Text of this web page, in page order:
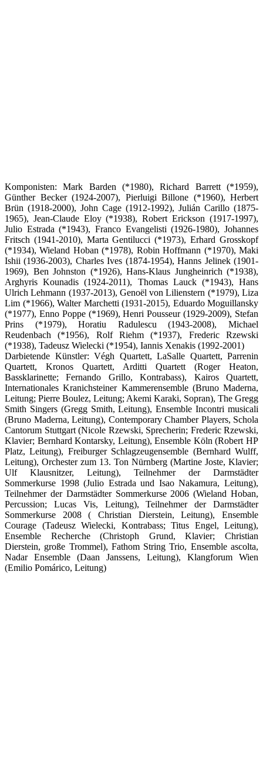
Komponisten: Mark Barden (*1980), Richard Barrett (*1959),
Günther Becker (1924-2007), Pierluigi Billone (*1960), Herbert
Brün (1918-2000), John Cage (1912-1992), Julián Carillo (1875-
1965), Jean-Claude Eloy (*1938), Robert Erickson (1917-1997),
Julio Estrada (*1943), Franco Evangelisti (1926-1980), Johannes
Fritsch (1941-2010), Marta Gentilucci (*1973), Erhard Grosskopf
(*1934), Wieland Hoban (*1978), Robin Hoffmann (*1970), Maki
Ishii (1936-2003), Charles Ives (1874-1954), Hanns Jelinek (1901-
1969), Ben Johnston (*1926), Hans-Klaus Jungheinrich (*1938),
Arghyris Kounadis (1924-2011), Thomas Lauck (*1943), Hans
Ulrich Lehmann (1937-2013), Genoël von Lilienstern (*1979), Liza
Lim (*1966), Walter Marchetti (1931-2015), Eduardo Moguillansky
(*1977), Enno Poppe (*1969), Henri Pousseur (1929-2009), Stefan
Prins (*1979), Horatiu Radulescu (1943-2008), Michael
Reudenbach (*1956), Rolf Riehm (*1937), Frederic Rzewski
(*1938), Tadeusz Wielecki (*1954), Iannis Xenakis (1992-2001)
Darbietende Künstler: Végh Quartett, LaSalle Quartett, Parrenin
Quartett, Kronos Quartett, Arditti Quartett (Roger Heaton,
Bassklarinette; Fernando Grillo, Kontrabass), Kairos Quartett,
Internationales Kranichsteiner Kammerensemble (Bruno Maderna,
Leitung; Pierre Boulez, Leitung; Akemi Karaki, Sopran), The Gregg
Smith Singers (Gregg Smith, Leitung), Ensemble Incontri musicali
(Bruno Maderna, Leitung), Contemporary Chamber Players, Schola
Cantorum Stuttgart (Nicole Rzewski, Sprecherin; Frederic Rzewski,
Klavier; Bernhard Kontarsky, Leitung), Ensemble Köln (Robert HP
Platz, Leitung), Freiburger Schlagzeugensemble (Bernhard Wulff,
Leitung), Orchester zum 13. Ton Nürnberg (Martine Joste, Klavier;
Ulf Klausnitzer, Leitung), Teilnehmer der Darmstädter
Sommerkurse 1998 (Julio Estrada und Isao Nakamura, Leitung),
Teilnehmer der Darmstädter Sommerkurse 2006 (Wieland Hoban,
Percussion; Lucas Vis, Leitung), Teilnehmer der Darmstädter
Sommerkurse 2008 ( Christian Dierstein, Leitung), Ensemble
Courage (Tadeusz Wielecki, Kontrabass; Titus Engel, Leitung),
Ensemble Recherche (Christoph Grund, Klavier; Christian
Dierstein, große Trommel), Fathom String Trio, Ensemble ascolta,
Nadar Ensemble (Daan Janssens, Leitung), Klangforum Wien
(Emilio Pomárico, Leitung)